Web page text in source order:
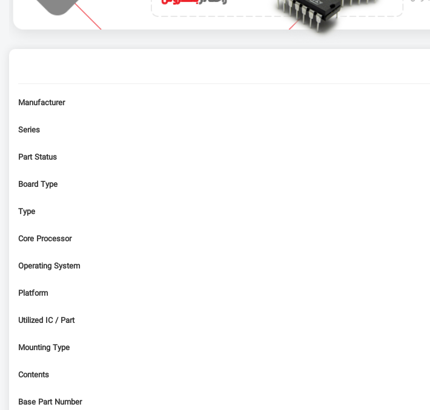
Manufacturer
Series
Part Status
Board Type
Type
Core Processor
Operating System
Platform
Utilized IC / Part
Mounting Type
Contents
Base Part Number